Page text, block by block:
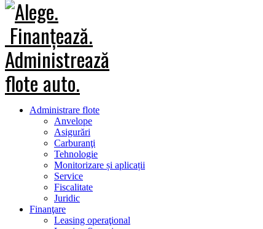
Administrare flote
Anvelope
Asigurări
Carburanţi
Tehnologie
Monitorizare și aplicații
Service
Fiscalitate
Juridic
Finanţare
Leasing operaţional